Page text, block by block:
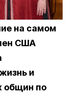
на самом
США
и
общин по